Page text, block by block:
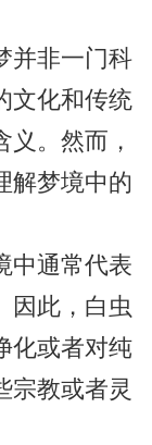
并非一门科
文化和传统
。然而，
解梦境中的
中通常代表
因此，白虫
化或者对纯
宗教或者灵